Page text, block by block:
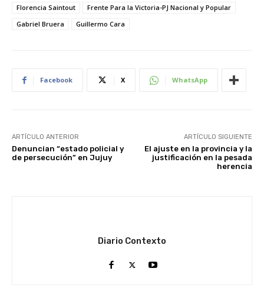
Florencia Saintout
Frente Para la Victoria-PJ Nacional y Popular
Gabriel Bruera
Guillermo Cara
Facebook X WhatsApp
ARTÍCULO ANTERIOR
Denuncian “estado policial y
de persecución” en Jujuy
ARTÍCULO SIGUIENTE
El ajuste en la provincia y la
justificación en la pesada
herencia
Diario Contexto